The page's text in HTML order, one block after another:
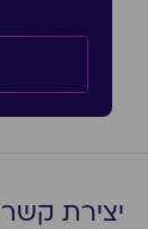
יצירת קשר